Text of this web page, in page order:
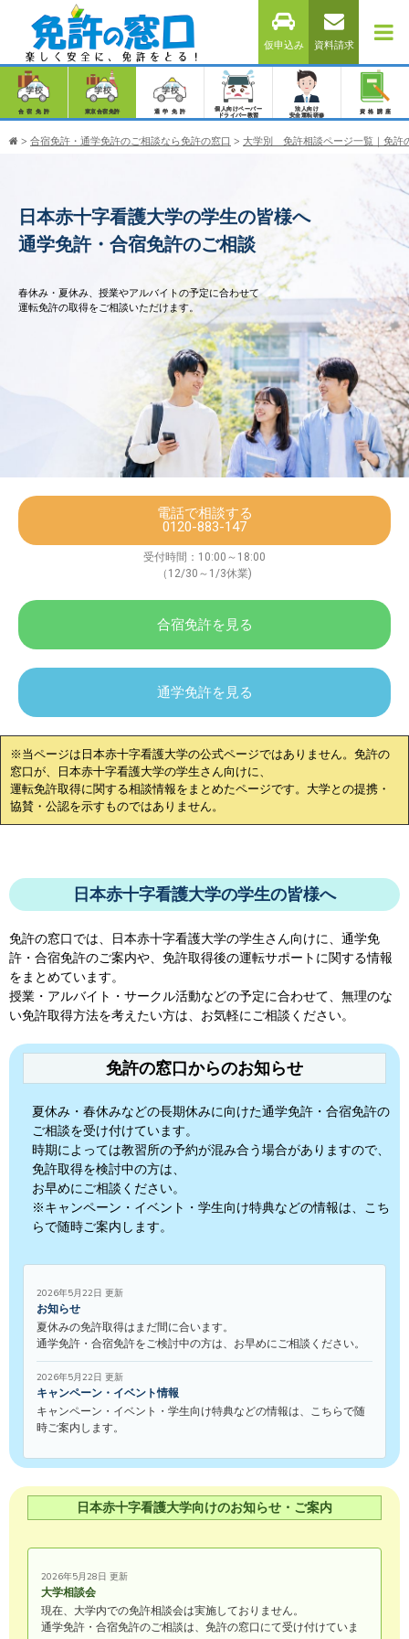
仮申込み 資料請求
合宿免許 東京合宿免許 通学免許
個人向けペーパー
ドライバー教習
法人向け
安全運転研修
資格講座
> 合宿免許・通学免許のご相談なら免許の窓口 > 大学別 免許相談ページ一覧｜免許
日本赤十字看護大学の学生の皆様へ
通学免許・合宿免許のご相談
春休み・夏休み、授業やアルバイトの予定に合わせて
運転免許の取得をご相談いただけます。
電話で相談する
0120-883-147
受付時間：10:00～18:00
（12/30～1/3休業)
合宿免許を見る
通学免許を見る
※当ページは 日本赤十字看護大学の公式ページではありません。免許の
窓口が、
日本赤十字看護大学の学生さん向けに、
運転免許取得に関する相談情報をまとめたページです。大学との提携・
協賛・公認を示すものではありません。
日本赤十字看護大学の学生の皆様へ
免許の窓口では、 日本赤十字看護大学の学生さん向けに、通学免
許・合宿免許のご案内や、免許取得後の運転サポートに関する情報
をまとめています。
授業・アルバイト・サークル活動などの予定に合わせて、無理のな
い免許取得方法を考えたい方は、お気軽にご相談ください。
免許の窓口からのお知らせ
夏休み・春休みなどの長期休みに向けた通学免許・合宿免許の
ご相談を受け付けています。
時期によっては教習所の予約が混み合う場合がありますので、
免許取得を検討中の方は、
お早めにご相談ください。
※キャンペーン・イベント・学生向け特典などの情報は、こち
らで随時ご案内します。
2026年5月22日 更新
お知らせ
夏休みの免許取得はまだ間に合います。
通学免許・合宿免許をご検討中の方は、お早めにご相談ください。
2026年5月22日 更新
キャンペーン・イベント情報
キャンペーン・イベント・学生向け特典などの情報は、こちらで随
時ご案内します。
日本赤十字看護大学向けのお知らせ・ご案内
2026年5月28日 更新
大学相談会
現在、大学内での免許相談会は実施しておりません。
通学免許・合宿免許のご相談は、免許の窓口にて受け付けていま